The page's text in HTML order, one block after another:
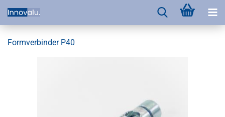
Formverbinder P40